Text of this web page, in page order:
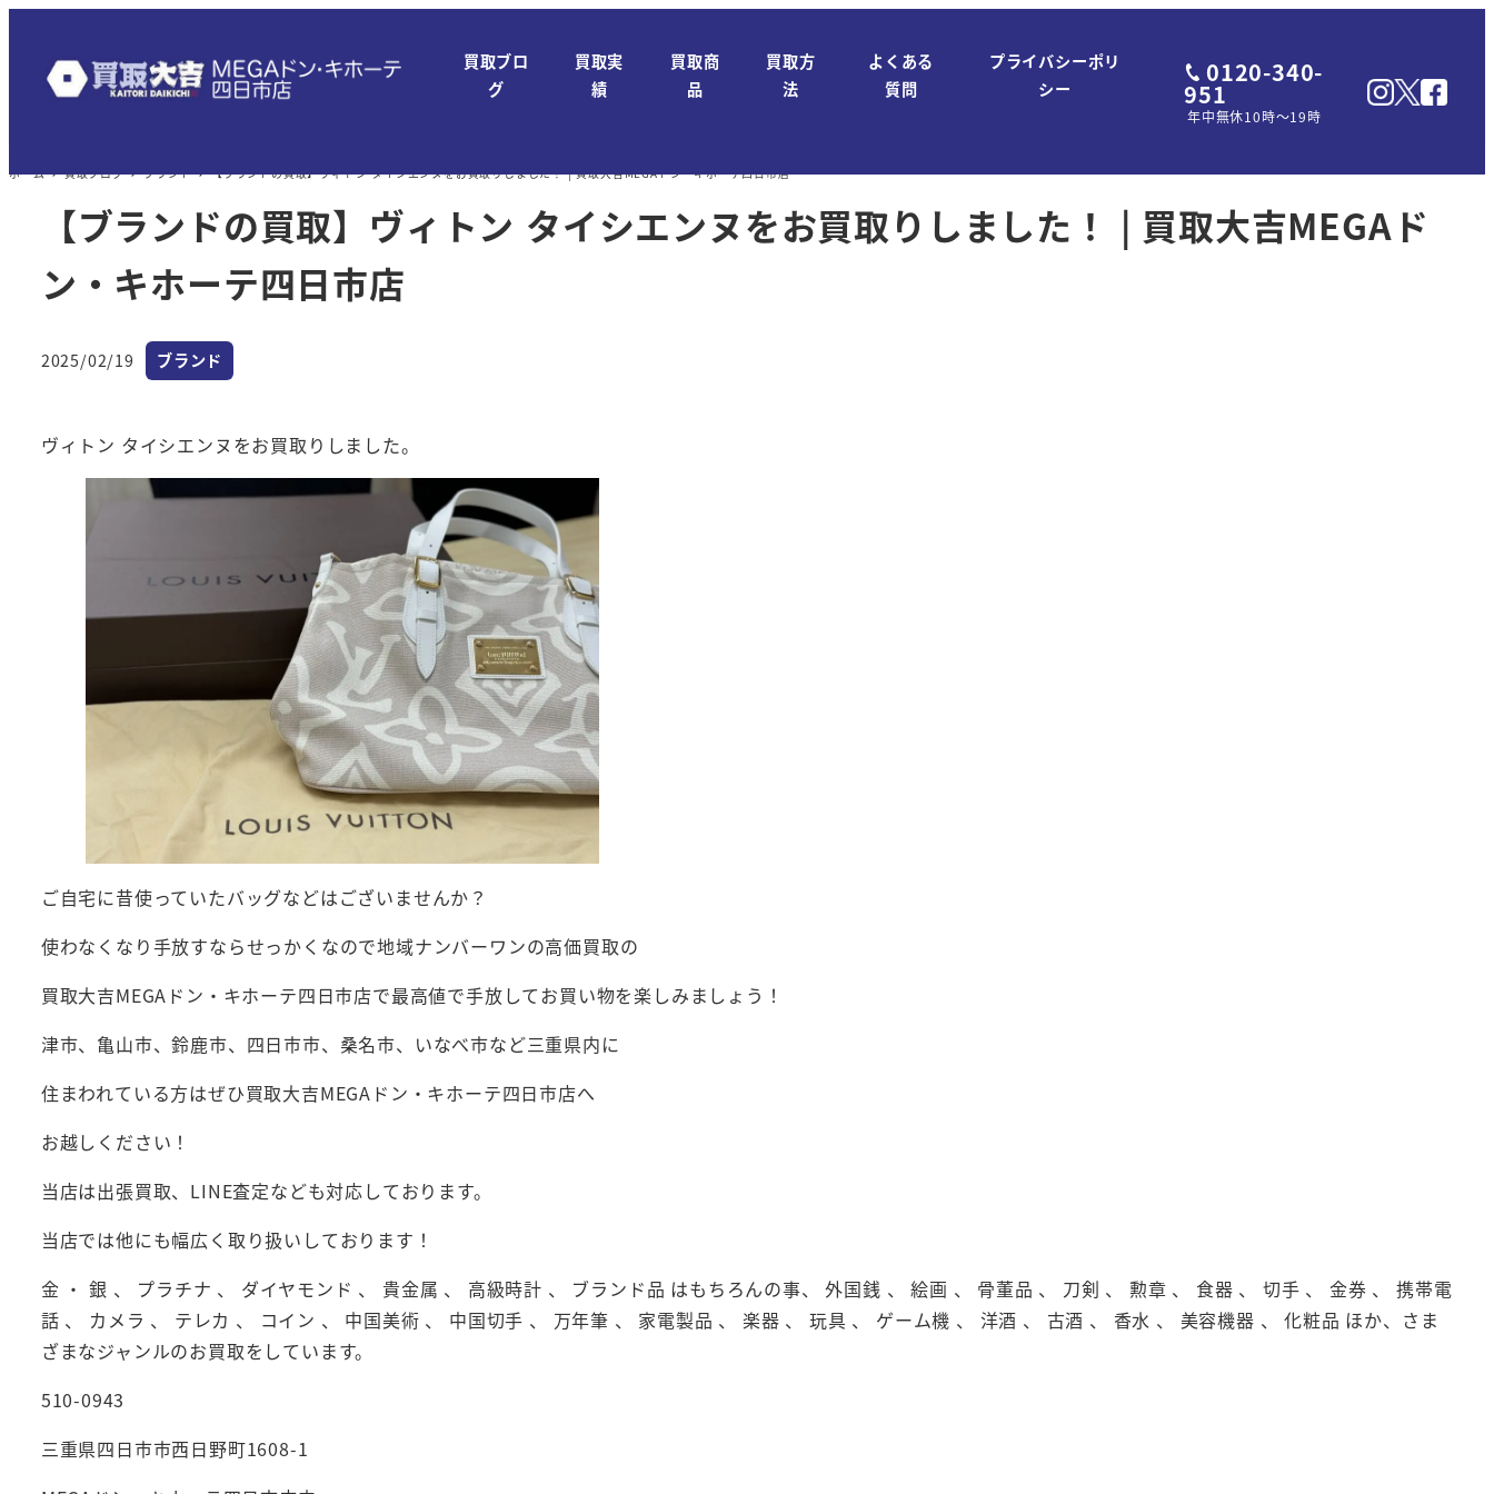
テ
買取ブロ
グ
買取実
績
買取商
品
買取方
法
よくある
質問
プライバシーポリ
シー
0120-340-
951
年中無休10時～19時
ホーム 買取ブログ ブランド 【ブランドの買取】ヴィトン タイシエンヌをお買取りしました！ | 買取大吉MEGAドン・キホーテ四日市店
【ブランドの買取】ヴィトン タイシエンヌをお買取りしました！ | 買取大吉MEGAド
ン・キホーテ四日市店
投稿日
2025/02/19 カテゴリー
ブランド
ヴィトン タイシエンヌをお買取りしました。
ご自宅に昔使っていたバッグなどはございませんか？
使わなくなり手放すならせっかくなので地域ナンバーワンの高価買取の
買取大吉MEGAドン・キホーテ四日市店で最高値で手放してお買い物を楽しみましょう！
津市、亀山市、鈴鹿市、四日市市、桑名市、いなべ市など三重県内に
住まわれている方はぜひ買取大吉MEGAドン・キホーテ四日市店へ
お越しください！
当店は出張買取、LINE査定なども対応しております。
当店では他にも幅広く取り扱いしております！
金 ・ 銀 、 プラチナ 、 ダイヤモンド 、 貴金属 、 高級時計 、 ブランド品 はもちろんの事、 外国銭 、 絵画 、 骨董品 、 刀剣 、 勲章 、 食器 、 切手 、 金券 、 携帯電
話 、 カメラ 、 テレカ 、 コイン 、 中国美術 、 中国切手 、 万年筆 、 家電製品 、 楽器 、 玩具 、 ゲーム機 、 洋酒 、 古酒 、 香水 、 美容機器 、 化粧品 ほか、さま
ざまなジャンルのお買取をしています。
510-0943
三重県四日市市西日野町1608-1